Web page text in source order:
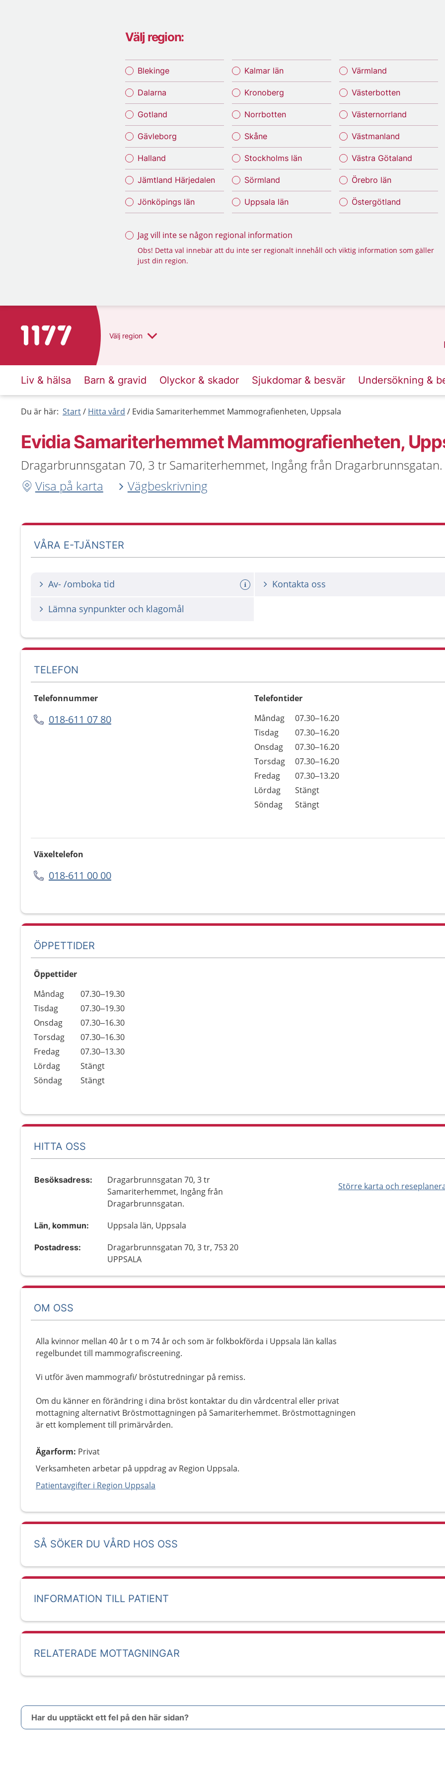
Välj region:
Blekinge
Dalarna
Gotland
Gävleborg
Halland
Jämtland Härjedalen
Jönköpings län
Kalmar län
Kronoberg
Norrbotten
Skåne
Stockholms län
Sörmland
Uppsala län
Värmland
Västerbotten
Västernorrland
Västmanland
Västra Götaland
Örebro län
Östergötland
Jag vill inte se någon regional information
Obs! Detta val innebär att du inte ser regionalt innehåll och viktig information som gäller
just din region.
Till startsidan för 1177 Välj region
Liv & hälsa Barn & gravid Olyckor & skador Sjukdomar & besvär Undersökning &
Du är här: Start Hitta vård Evidia Samariterhemmet Mammografienheten, Uppsala
Evidia Samariterhemmet Mammografienheten,
Dragarbrunnsgatan 70, 3 tr Samariterhemmet, Ingång från Dragarbrunnsgatan.
Visa på karta
Vägbeskrivning
VÅRA E-TJÄNSTER
Av- /omboka tid Kontakta oss
Lämna synpunkter och klagomål
TELEFON
Telefonnummer
018-611 07 80
Telefontider
Dag
Öppettider
Kommentarer
Måndag
07.30–16.20
Tisdag
07.30–16.20
Onsdag
07.30–16.20
Torsdag
07.30–16.20
Fredag
07.30–13.20
Lördag
Stängt
Söndag
Stängt
Växeltelefon
018-611 00 00
ÖPPETTIDER
Öppettider
Dag
Öppettider
Kommentarer
Måndag
07.30–19.30
Tisdag
07.30–19.30
Onsdag
07.30–16.30
Torsdag
07.30–16.30
Fredag
07.30–13.30
Lördag
Stängt
Söndag
Stängt
HITTA OSS
Större karta och
Besöksadress:
Dragarbrunnsgatan 70, 3 tr
Samariterhemmet, Ingång från
Dragarbrunnsgatan.
Län, kommun: Uppsala län, Uppsala
Postadress:
Dragarbrunnsgatan 70, 3 tr, 753 20
UPPSALA
OM OSS
Alla kvinnor mellan 40 år t o m 74 år och som är folkbokförda i Uppsala län kallas
regelbundet till mammografiscreening.
Vi utför även mammografi/ bröstutredningar på remiss.
Om du känner en förändring i dina bröst kontaktar du din vårdcentral eller privat
mottagning alternativt Bröstmottagningen på Samariterhemmet. Bröstmottagningen
är ett komplement till primärvården.
Ägarform: Privat
Verksamheten arbetar på uppdrag av Region Uppsala.
Patientavgifter i Region Uppsala
SÅ SÖKER DU VÅRD HOS OSS
INFORMATION TILL PATIENT
RELATERADE MOTTAGNINGAR
Har du upptäckt ett fel på den här sidan?